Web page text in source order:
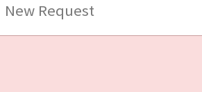
New Request